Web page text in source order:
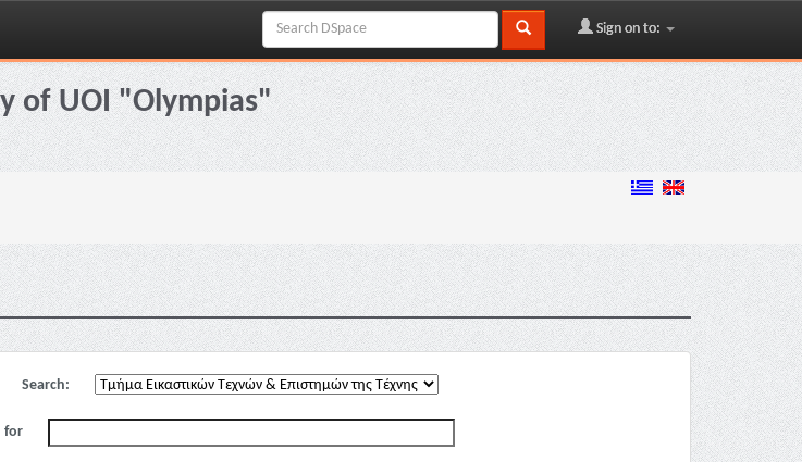
Sign on to:
of UOI "Olympias"
Search:
for